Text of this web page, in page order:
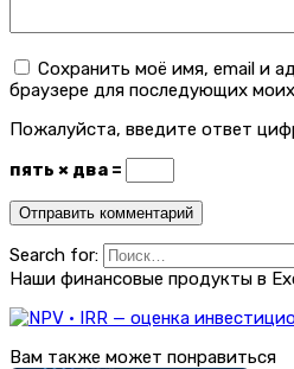
Сохранить моё имя, email и
браузере для последующих
Пожалуйста, введите ответ
пять × два =
Search for:
Наши финансовые продукты в
Вам также может понравиться